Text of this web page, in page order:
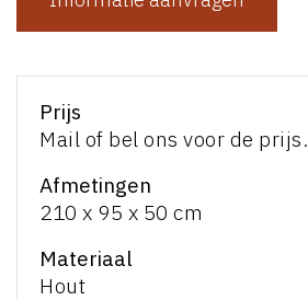
Prijs
Mail of bel ons voor de prijs.
Afmetingen
210 x 95 x 50 cm
Materiaal
Hout